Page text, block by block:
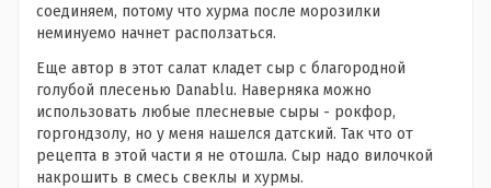
соединяем, потому что хурма после морозилки
неминуемо начнет расползаться.
Еще автор в этот салат кладет сыр с благородной
голубой плесенью Danablu. Наверняка можно
использовать любые плесневые сыры - рокфор,
горгондзолу, но у меня нашелся датский. Так что от
рецепта в этой части я не отошла. Сыр надо вилочкой
накрошить в смесь свеклы и хурмы.